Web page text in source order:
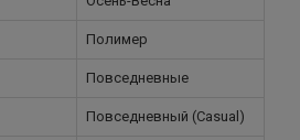
Полимер
Повседневные
Повседневный (Casual)